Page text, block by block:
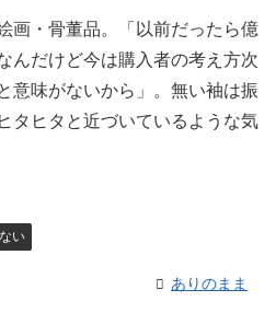
画・骨董品。「以前だったら億
んだけど今は購入者の考え方次
意味がないから」。無い袖は振
タヒタと近づいているような気
い
ありのまま